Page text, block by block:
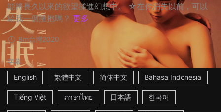
能將長久以來的欲望揉進幻想中。 ☆在你消失以前，可以
給我一個擁抱嗎？ 更多
8m台灣2020
字幕
English
繁體中文 简体中文 Bahasa Indonesia
Tiếng Việt ภาษาไทย 日本語 한국어